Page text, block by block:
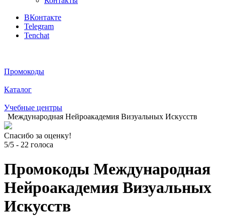
ВКонтакте
Telegram
Tenchat
Промокоды
Каталог
Учебные центры
Международная Нейроакадемия Визуальных Искусств
Спасибо за оценку!
5/5 - 22 голоса
Промокоды Международная
Нейроакадемия Визуальных
Искусств